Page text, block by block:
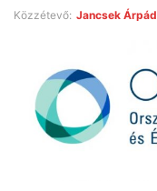
Közzétevő: Jancsek Árpád